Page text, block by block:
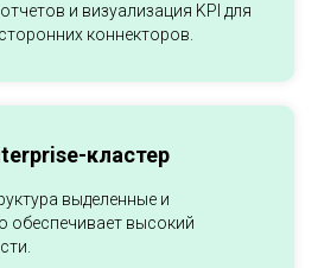
и визуализация KPI для
коннекторов.
кластер
выделенные и
обеспечивает высокий